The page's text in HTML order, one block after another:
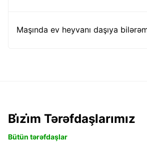
Maşında ev heyvanı daşıya
Bi̇zi̇m Tərəfdaşlarımız
Bütün tərəfdaşlar